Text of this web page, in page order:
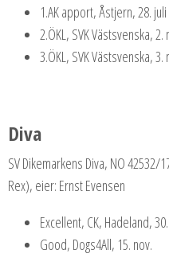
1.AK apport, Åstjern, 28. juli
2.ÖKL, SVK Västsvenska,
3.ÖKL, SVK Västsvenska,
Diva
SV Dikemarkens Diva, NO
Rex), eier: Ernst Evensen
Excellent, CK, Hadeland,
Good, Dogs4All, 15. nov.